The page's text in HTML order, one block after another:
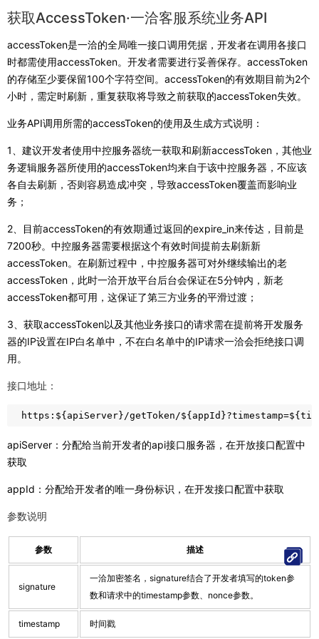
获取AccessToken·一洽客服系统业务API
accessToken是一洽的全局唯一接口调用凭据，开发者在调用各接口
时都需使用accessToken。开发者需要进行妥善保存。accessToken
的存储至少要保留100个字符空间。accessToken的有效期目前为2个
小时，需定时刷新，重复获取将导致之前获取的accessToken失效。
业务API调用所需的accessToken的使用及生成方式说明：
1、建议开发者使用中控服务器统一获取和刷新accessToken，其他业
务逻辑服务器所使用的accessToken均来自于该中控服务器，不应该
各自去刷新，否则容易造成冲突，导致accessToken覆盖而影响业
务；
2、目前accessToken的有效期通过返回的expire_in来传达，目前是
7200秒。中控服务器需要根据这个有效时间提前去刷新新
accessToken。在刷新过程中，中控服务器可对外继续输出的老
accessToken，此时一洽开放平台后台会保证在5分钟内，新老
accessToken都可用，这保证了第三方业务的平滑过渡；
3、获取accessToken以及其他业务接口的请求需在提前将开发服务
器的IP设置在IP白名单中，不在白名单中的IP请求一洽会拒绝接口调
用。
接口地址：
https:${apiServer}/getToken/
apiServer：分配给当前开发者的api接口服务器，在开放接口配置中
获取
appId：分配给开发者的唯一身份标识，在开发接口配置中获取
参数说明
参数 描述
signature
一洽加密签名，signature结合了开发者填写的token参
数和请求中的timestamp参数、nonce参数。
timestamp 时间戳